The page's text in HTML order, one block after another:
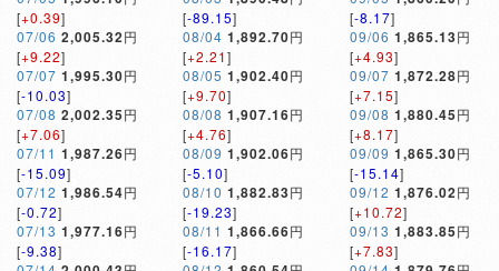
[+0.39]
07/06 2,005.32円
[+9.22]
07/07 1,995.30円
[-10.03]
07/08 2,002.35円
[+7.06]
07/11 1,987.26円
[-15.09]
07/12 1,986.54円
[-0.72]
07/13 1,977.16円
[-9.38]
[-89.15]
08/04 1,892.70円
[+2.21]
08/05 1,902.40円
[+9.70]
08/08 1,907.16円
[+4.76]
08/09 1,902.06円
[-5.10]
08/10 1,882.83円
[-19.23]
08/11 1,866.66円
[-16.17]
[-8.17]
09/06 1,865.13円
[+4.93]
09/07 1,872.28円
[+7.15]
09/08 1,880.45円
[+8.17]
09/09 1,865.30円
[-15.14]
09/12 1,876.02円
[+10.72]
09/13 1,883.85円
[+7.83]